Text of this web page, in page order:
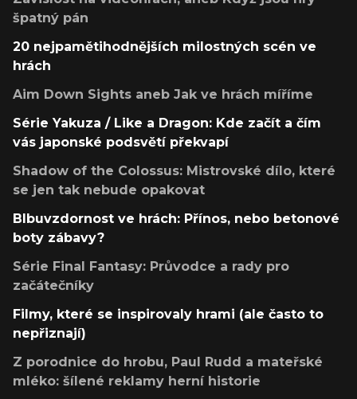
špatný pán
20 nejpamětihodnějších milostných scén ve
hrách
Aim Down Sights aneb Jak ve hrách míříme
Série Yakuza / Like a Dragon: Kde začít a čím
vás japonské podsvětí překvapí
Shadow of the Colossus: Mistrovské dílo, které
se jen tak nebude opakovat
Blbuvzdornost ve hrách: Přínos, nebo betonové
boty zábavy?
Série Final Fantasy: Průvodce a rady pro
začátečníky
Filmy, které se inspirovaly hrami (ale často to
nepřiznají)
Z porodnice do hrobu, Paul Rudd a mateřské
mléko: šílené reklamy herní historie